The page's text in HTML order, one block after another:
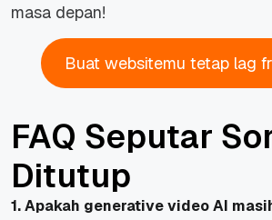
masa depan!
Buat websitemu tetap lag
FAQ Seputar
Ditutup
1. Apakah generative video AI